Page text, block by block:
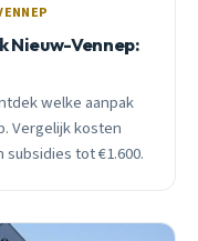
Nieuw-Vennep:
welke aanpak
Vergelijk kosten
tot €1.600.